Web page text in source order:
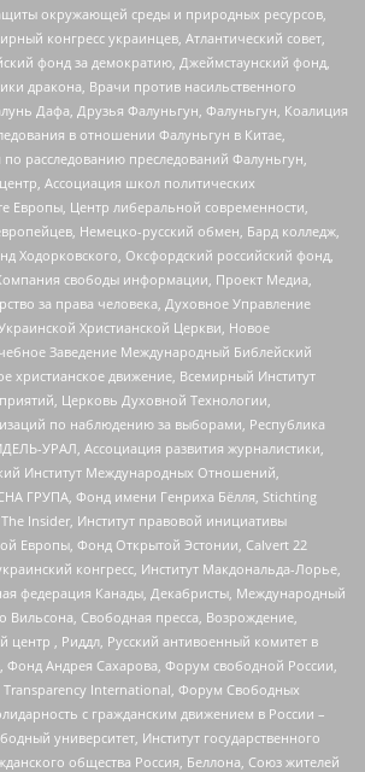
окружающей среды и природных ресурсов,
конгресс украинцев, Атлантический совет,
фонд за демократию, Джеймстаунский фонд,
дракона, Врачи против насильственного
Дафа, Друзья Фалуньгун, Фалуньгун, Коалиция
в отношении Фалуньгун в Китае,
расследованию преследований Фалуньгун,
Ассоциация школ политических
Европы, Центр либеральной современности,
Немецко-русский обмен, Бард колледж,
Ходорковского, Оксфордский российский фонд,
свободы информации, Проект Медиа,
за права человека, Духовное Управление
Христианской Церкви, Новое
Заведение Международный Библейский
христианское движение, Всемирный Институт
Церковь Духовной Технологии,
по наблюдению за выборами, Республика
УРАЛ, Ассоциация развития журналистики,
Институт Международных Отношений,
ГРУПА, Фонд имени Генриха Бёлля, Stichting
Insider, Институт правовой инициативы
Европы, Фонд Открытой Эстонии, Calvert 22
конгресс, Институт Макдональда-Лорье,
федерация Канады, Декабристы, Международный
Вильсона, Свободная пресса, Возрождение,
центр , Риддл, Русский антивоенный комитет в
Андрея Сахарова, Форум свободной России,
International, Форум Свободных
с гражданским движением в России –
университет, Институт государственного
общества Россия, Беллона, Союз жителей